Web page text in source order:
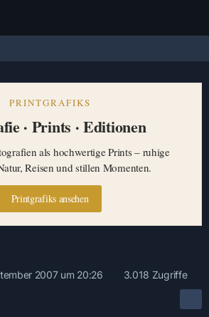
PRINTGRAFIKS
· Prints · Editionen
als hochwertige Prints – ruhige
Reisen und stillen Momenten.
Printgrafiks ansehen
2007 um 20:26 3.018 Zugriffe